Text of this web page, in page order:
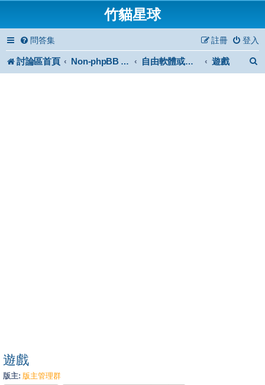
竹貓星球
問答集 登入
註冊
討論區首頁 Non-phpBB specific 自由軟體或免費軟體 遊戲
遊戲
版主: 版主管理群